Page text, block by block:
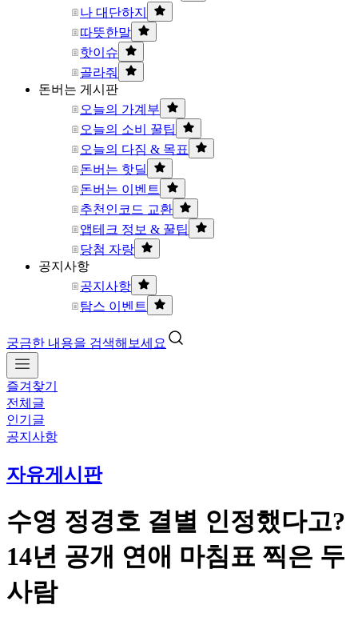
나 대단하지
따뜻한말
핫이슈
골라줘
돈버는 게시판
오늘의 가계부
오늘의 소비 꿀팁
오늘의 다짐 & 목표
돈버는 핫딜
돈버는 이벤트
추천인코드 교환
앱테크 정보 & 꿀팁
당첨 자랑
공지사항
공지사항
탐스 이벤트
궁금한 내용을 검색해보세요
즐겨찾기
전체글
인기글
공지사항
자유게시판
수영 정경호 결별 인정했다고?
14년 공개 연애 마침표 찍은 두
사람